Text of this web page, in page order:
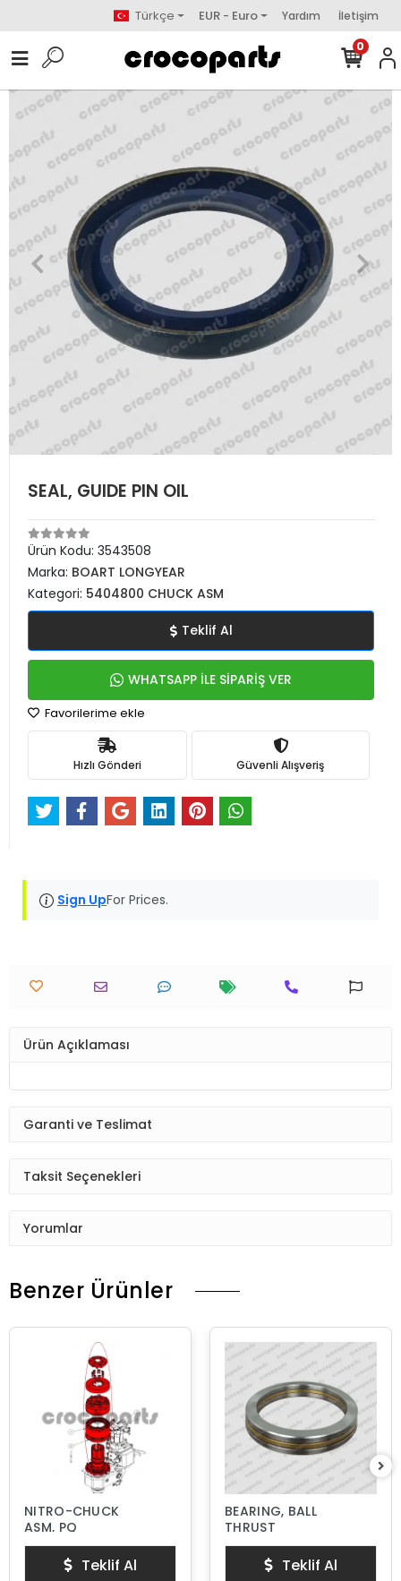
Türkçe EUR - Euro Yardım İletişim
0
SEAL, GUIDE PIN OIL
Ürün Kodu: 3543508
Marka: BOART LONGYEAR
Kategori: 5404800 CHUCK ASM
Teklif Al
WHATSAPP İLE SİPARİŞ VER
Favorilerime ekle
Hızlı Gönderi Güvenli Alışveriş
Sign UpFor Prices.
Ürün Açıklaması
Garanti ve Teslimat
Taksit Seçenekleri
Yorumlar
Benzer Ürünler
NITRO-CHUCK
ASM, PQ
Teklif Al
BEARING, BALL
THRUST
Teklif Al